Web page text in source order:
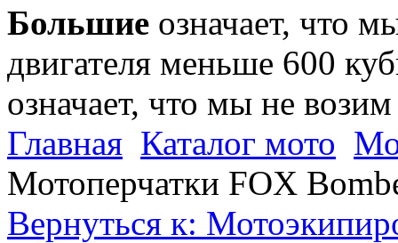
Большие означает, что
двигателя меньше 600
означает, что мы не
Главная Каталог мото
Мотоперчатки FOX
Вернуться к: